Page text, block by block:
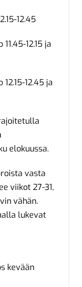
12.45
12.15 ja
12.45 ja
elokuussa.
vasta
viikot 27-31,
vähän.
lukevat
kevään